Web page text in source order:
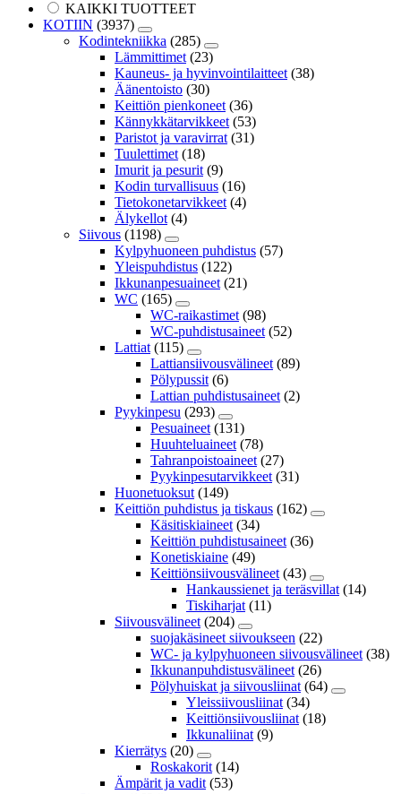
KAIKKI TUOTTEET
KOTIIN (3937)
Kodintekniikka (285)
Lämmittimet (23)
Kauneus- ja hyvinvointilaitteet (38)
Äänentoisto (30)
Keittiön pienkoneet (36)
Kännykkätarvikkeet (53)
Paristot ja varavirrat (31)
Tuulettimet (18)
Imurit ja pesurit (9)
Kodin turvallisuus (16)
Tietokonetarvikkeet (4)
Älykellot (4)
Siivous (1198)
Kylpyhuoneen puhdistus (57)
Yleispuhdistus (122)
Ikkunanpesuaineet (21)
WC (165)
WC-raikastimet (98)
WC-puhdistusaineet (52)
Lattiat (115)
Lattiansiivousvälineet (89)
Pölypussit (6)
Lattian puhdistusaineet (2)
Pyykinpesu (293)
Pesuaineet (131)
Huuhteluaineet (78)
Tahranpoistoaineet (27)
Pyykinpesutarvikkeet (31)
Huonetuoksut (149)
Keittiön puhdistus ja tiskaus (162)
Käsitiskiaineet (34)
Keittiön puhdistusaineet (36)
Konetiskiaine (49)
Keittiönsiivousvälineet (43)
Hankaussienet ja teräsvillat (14)
Tiskiharjat (11)
Siivousvälineet (204)
suojakäsineet siivoukseen (22)
WC- ja kylpyhuoneen siivousvälineet (38)
Ikkunanpuhdistusvälineet (26)
Pölyhuiskat ja siivousliinat (64)
Yleissiivousliinat (34)
Keittiönsiivousliinat (18)
Ikkunaliinat (9)
Kierrätys (20)
Roskakorit (14)
Ämpärit ja vadit (53)